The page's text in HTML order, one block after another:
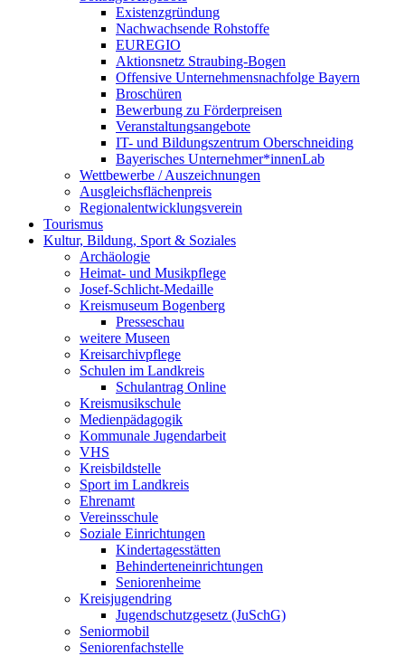
Existenzgründung
Nachwachsende Rohstoffe
EUREGIO
Aktionsnetz Straubing-Bogen
Offensive Unternehmensnachfolge Bayern
Broschüren
Bewerbung zu Förderpreisen
Veranstaltungsangebote
IT- und Bildungszentrum Oberschneiding
Bayerisches Unternehmer*innenLab
Wettbewerbe / Auszeichnungen
Ausgleichsflächenpreis
Regionalentwicklungsverein
Tourismus
Kultur, Bildung, Sport & Soziales
Archäologie
Heimat- und Musikpflege
Josef-Schlicht-Medaille
Kreismuseum Bogenberg
Presseschau
weitere Museen
Kreisarchivpflege
Schulen im Landkreis
Schulantrag Online
Kreismusikschule
Medienpädagogik
Kommunale Jugendarbeit
VHS
Kreisbildstelle
Sport im Landkreis
Ehrenamt
Vereinsschule
Soziale Einrichtungen
Kindertagesstätten
Behinderteneinrichtungen
Seniorenheime
Kreisjugendring
Jugendschutzgesetz (JuSchG)
Seniormobil
Seniorenfachstelle